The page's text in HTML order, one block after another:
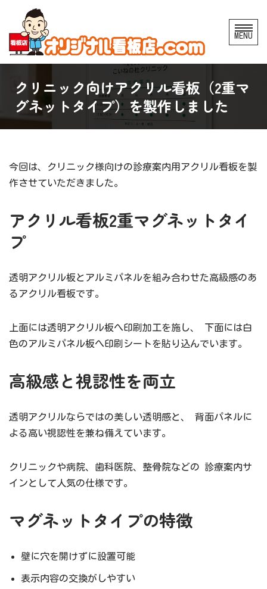
コ
ン
テ
ツ
へ
ス
ッ
プ
MENU
クリニック向けアクリル看板（2重マ
グネットタイプ）を製作しました
今回は、クリニック様向けの診療案内用アクリル看板を製
作させていただきました。
アクリル看板2重マグネットタイ
プ
透明アクリル板とアルミパネルを組み合わせた高級感のあ
るアクリル看板です。
上面には透明アクリル板へ印刷加工を施し、 下面には白
色のアルミパネル板へ印刷シートを貼り込んでいます。
高級感と視認性を両立
透明アクリルならではの美しい透明感と、 背面パネルに
よる高い視認性を兼ね備えています。
クリニックや病院、歯科医院、整骨院などの 診療案内サ
インとして人気の仕様です。
マグネットタイプの特徴
壁に穴を開けずに設置可能
表示内容の交換がしやすい